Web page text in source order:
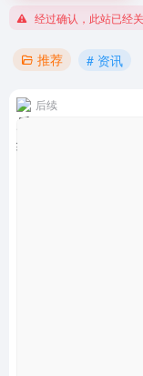
经过确认，此站已经
推荐 # 资讯
后续